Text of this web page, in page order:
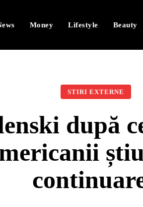
Money Lifestyle Beauty
STIRI EXTERNE
după